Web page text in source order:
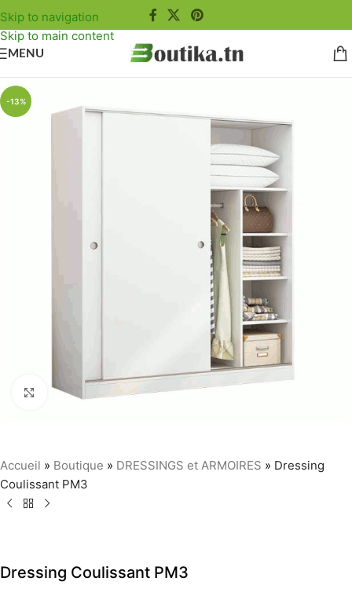
Skip to navigation
Skip to main content
MENU
-13%
Agrandir
Accueil » Boutique » DRESSINGS et ARMOIRES » Dressing
Coulissant PM3
Dressing Coulissant PM3